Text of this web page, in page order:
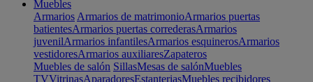
Muebles
Armarios Armarios de matrimonioArmarios puertas
batientesArmarios puertas correderasArmarios
juvenilArmarios infantilesArmarios esquinerosArmarios
vestidoresArmarios auxiliaresZapateros
Muebles de salón SillasMesas de salónMuebles
TVVitrinasAparadoresEstanteriasMuebles recibidores